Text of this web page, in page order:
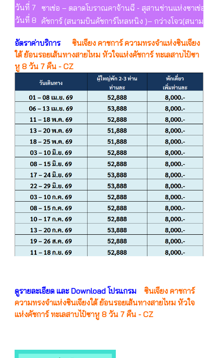
วันที่ 7
ซาเช่อ – ตลาดโบราณคาจ้านฉี - สุสานข่านแห่งซาเช่อ
วันที่ 8 คัชการ์ (สนามบินคัชการ์ไหลหนิง )– กว่างโจว(สนามบิ
อัตราค่าบริการ
ซินเจียง คาชการ์ ความทรงจำแห่งซินเจียง
ใต้ ย้อนรอยเส้นทางสายไหม หัวใจแห่งคัชการ์ ทะเลสาบไป๋ซา
หู 8 วัน 7 คืน - CZ
ดูรายละเอียด และ Download โปรแกรม
ซินเจียง คาชการ์
ความทรงจำแห่งซินเจียงใต้ ย้อนรอยเส้นทางสายไหม หัวใจ
แห่งคัชการ์ ทะเลสาบไป๋ซาหู 8 วัน 7 คืน - CZ